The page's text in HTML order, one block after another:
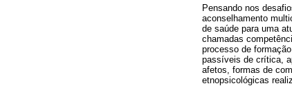
Pensando nos
aconselhamento
de saúde para uma
chamadas
processo de
passíveis de crítica,
afetos, formas de
etnopsicológicas